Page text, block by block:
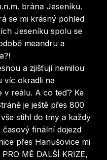
brána Jeseníku.
se mi krásný pohled
Jeseníku spolu se
meandru a
a zjišťují nemilou
víc okradli na
v reálu. A co teď? Ke
je ještě přes 800
stihl do tmy a každy
finální dojezd
přes Hanušovice mi
MĚ DALŠÍ KRIZE,